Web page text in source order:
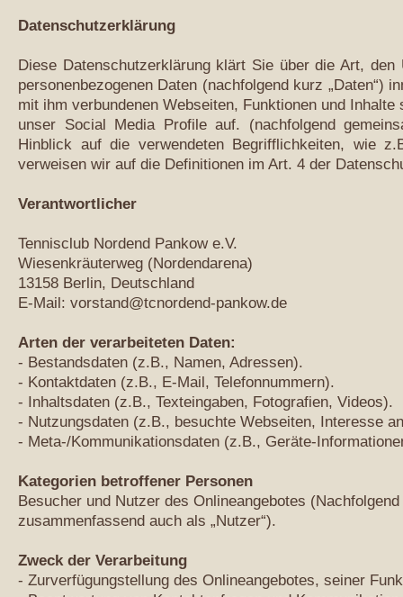
Datenschutzerklärung
Diese Datenschutzerklärung klärt Sie über die Art,
personenbezogenen Daten (nachfolgend kurz „Daten“)
mit ihm verbundenen Webseiten, Funktionen und
unser Social Media Profile auf. (nachfolgend
Hinblick auf die verwendeten Begrifflichkeiten, wie
verweisen wir auf die Definitionen im Art. 4 der
Verantwortlicher
Tennisclub Nordend Pankow e.V.
Wiesenkräuterweg (Nordendarena)
13158 Berlin, Deutschland
E-Mail: vorstand@tcnordend-pankow.de
Arten der verarbeiteten Daten:
- Bestandsdaten (z.B., Namen, Adressen).
- Kontaktdaten (z.B., E-Mail, Telefonnummern).
- Inhaltsdaten (z.B., Texteingaben, Fotografien, Videos).
- Nutzungsdaten (z.B., besuchte Webseiten, Interesse
- Meta-/Kommunikationsdaten (z.B., Geräte-
Kategorien betroffener Personen
Besucher und Nutzer des Onlineangebotes
zusammenfassend auch als „Nutzer“).
Zweck der Verarbeitung
- Zurverfügungstellung des Onlineangebotes, seiner